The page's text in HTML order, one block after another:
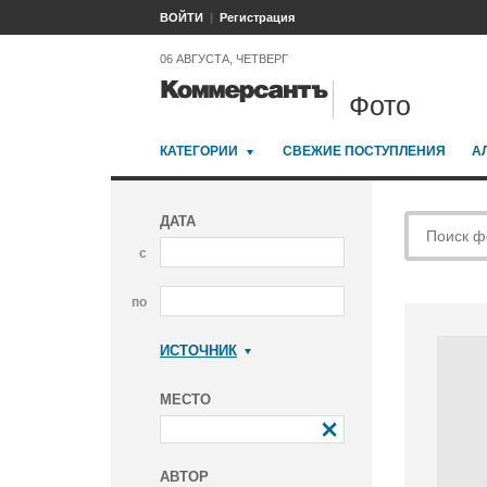
ВОЙТИ Регистрация
06 АВГУСТА, ЧЕТВЕРГ
Фото
КАТЕГОРИИ СВЕЖИЕ ПОСТУПЛЕНИЯ
ДАТА
с
по
ИСТОЧНИК
МЕСТО
АВТОР